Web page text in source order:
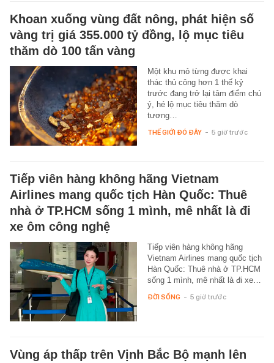
Khoan xuống vùng đất nông, phát hiện số
vàng trị giá 355.000 tỷ đồng, lộ mục tiêu
thăm dò 100 tấn vàng
Một khu mỏ từng được khai
thác thủ công hơn 1 thế kỷ
trước đang trở lại tâm điểm chú
ý, hé lộ mục tiêu thăm dò
tương…
THẾ GIỚI ĐÓ ĐÂY - 5 giờ trước
Tiếp viên hàng không hãng Vietnam
Airlines mang quốc tịch Hàn Quốc: Thuê
nhà ở TP.HCM sống 1 mình, mê nhất là đi
xe ôm công nghệ
Tiếp viên hàng không hãng
Vietnam Airlines mang quốc tịch
Hàn Quốc: Thuê nhà ở TP.HCM
sống 1 mình, mê nhất là đi xe…
ĐỜI SỐNG - 5 giờ trước
Vùng áp thấp trên Vịnh Bắc Bộ mạnh lên